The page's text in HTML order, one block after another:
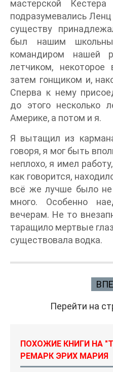
мастерской
подразумевались
существу
был нашим
командиром нашей
летчиком,
затем гонщиком и,
Сперва к нему
до этого несколько
Америке, а потом и я.
Я вытащил из
говоря, я мог быть
неплохо, я имел
как говорится,
всё же лучше было
много. Особенно
вечерам. Не то
таращило мертвые
существовала водка.
Перейти на
ПОХОЖИЕ КНИГИ НА
РЕМАРК ЭРИХ МАРИЯ